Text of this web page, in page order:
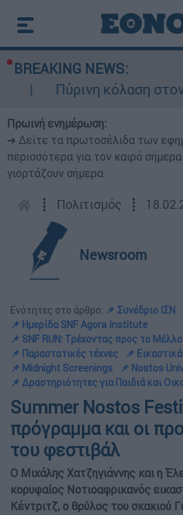
BREAKING NEWS:
στον Καναδά: Πάνω
Πρωινή ενημέρωση:
➔ Δείτε τα πρωτοσέλιδα των
περισσότερα για τον καιρό σήμερα
γιορτάζουν σήμερα
┋ Πολιτισμός ┋
Newsroom
Ενότητες στο άρθρο: 📌 Συνέδριο ΙΣΝ
📌 Ημερίδα SNF Agora Institute
📌 SNF RUN: Τρέχοντας προς το
📌 Παραστατικές τέχνες
📌 Εικαστικά
📌 Midnight Screenings
📌 Nostos
📌 Δραστηριότητες για Παιδιά και
Summer Nostos
πρόγραμμα και οι
του φεστιβάλ
Ο Μιχάλης Χατζηγιάννης και η
κορυφαίος Νοτιοαφρικανός
Κέντριτζ, ο θρύλος του σκακιού